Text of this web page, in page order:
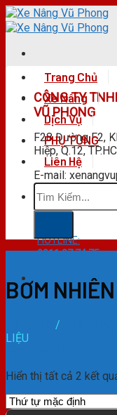
Skip
to
CÔNG TY
VŨ PHONG
F28 Đường F2,
Hiệp, Q.12,
E-mail:
HOTLINE:
0911.27.74.75
Trang Chủ
Xe Nâng
Dịch Vụ
PHỤ TÙNG
Liên Hệ
Tìm
kiếm:
BƠM
/
LIỆU
Hiển thị tất cả 2 kết